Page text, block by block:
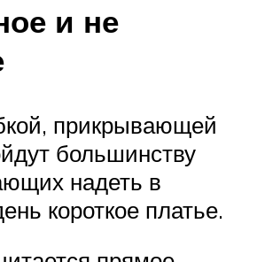
и не
прикрывающей
большинству
надеть в
короткое платье.